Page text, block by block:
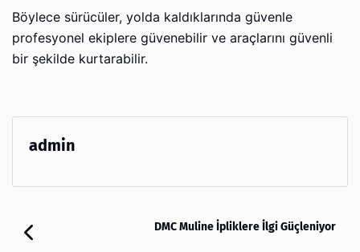
Böylece sürücüler, yolda kaldıklarında güvenle
profesyonel ekiplere güvenebilir ve araçlarını güvenli
bir şekilde kurtarabilir.
admin
DMC Muline İpliklere İlgi Güçleniyor